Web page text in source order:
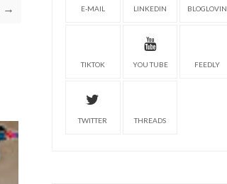
→ E-MAIL LINKEDIN BLOGLOVIN
TIKTOK YOU TUBE FEEDLY
TWITTER THREADS